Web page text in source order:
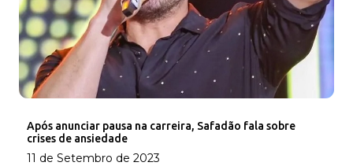
Após anunciar pausa na carreira, Safadão fala sobre
crises de ansiedade
11 de Setembro de 2023